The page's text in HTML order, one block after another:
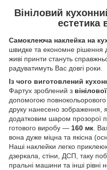
Вініловий
естетика
Самоклеюча наклейка на
швидке та економне рішення
живі принти стануть
радуватимуть Вас довгі роки.
Із чого виготовлений
Фартух зроблений з
допомогою
друку нанесено зображення,
додатковим шаром прозорої
готового виробу — 160 мк.
вона дуже міцна та якісна
Наші наклейки легко
дзеркала, стіни, ДСП, таку
пральні машини та інші рівні